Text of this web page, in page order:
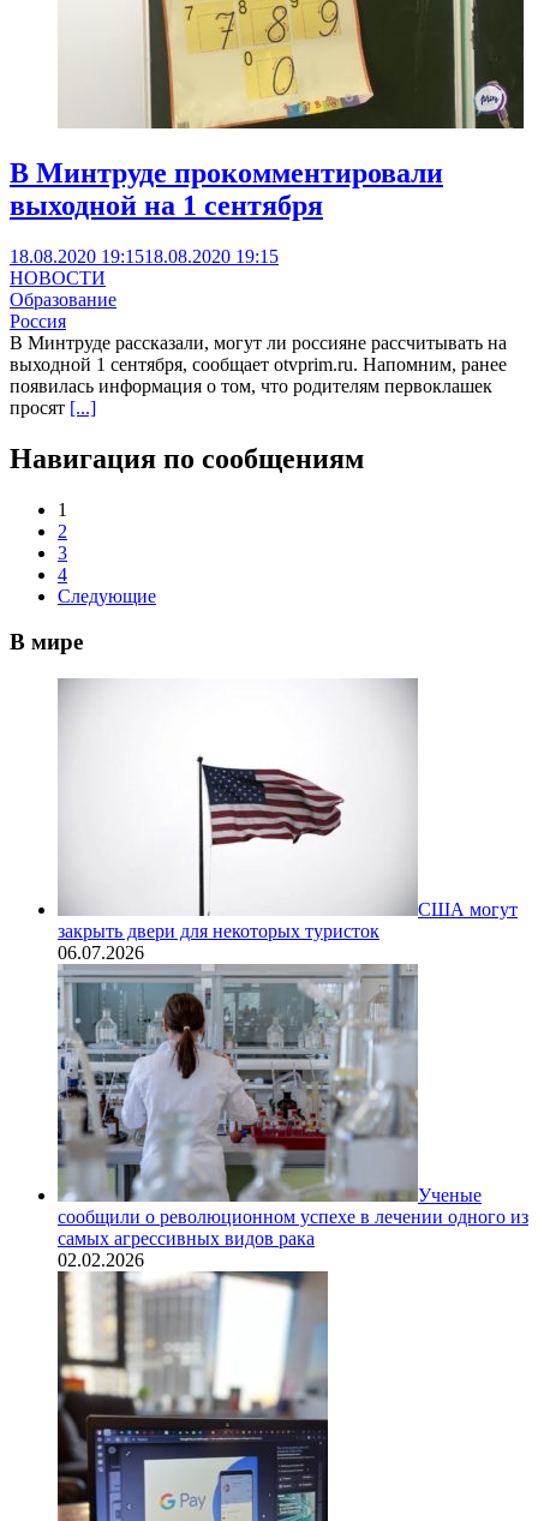
В Минтруде прокомментировали
выходной на 1 сентября
18.08.2020 19:1518.08.2020 19:15
НОВОСТИ
Образование
Россия
В Минтруде рассказали, могут ли россияне рассчитывать на
выходной 1 сентября, сообщает otvprim.ru. Напомним, ранее
появилась информация о том, что родителям первоклашек
просят [...]
Навигация по сообщениям
1
2
3
4
Следующие
В мире
США могут
закрыть двери для некоторых туристок
06.07.2026
Ученые
сообщили о революционном успехе в лечении одного из
самых агрессивных видов рака
02.02.2026